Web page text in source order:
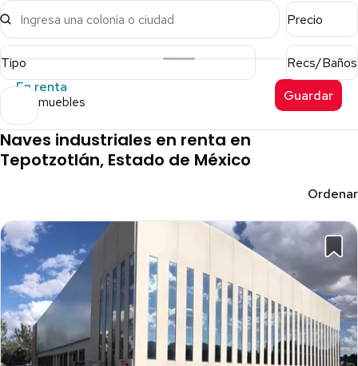
Ingresa una colonia o ciudad Precio
Tipo
Recs/Baños
En renta
41 inmuebles Guardar
Naves industriales en renta en
Tepotzotlán, Estado de México
Ordenar